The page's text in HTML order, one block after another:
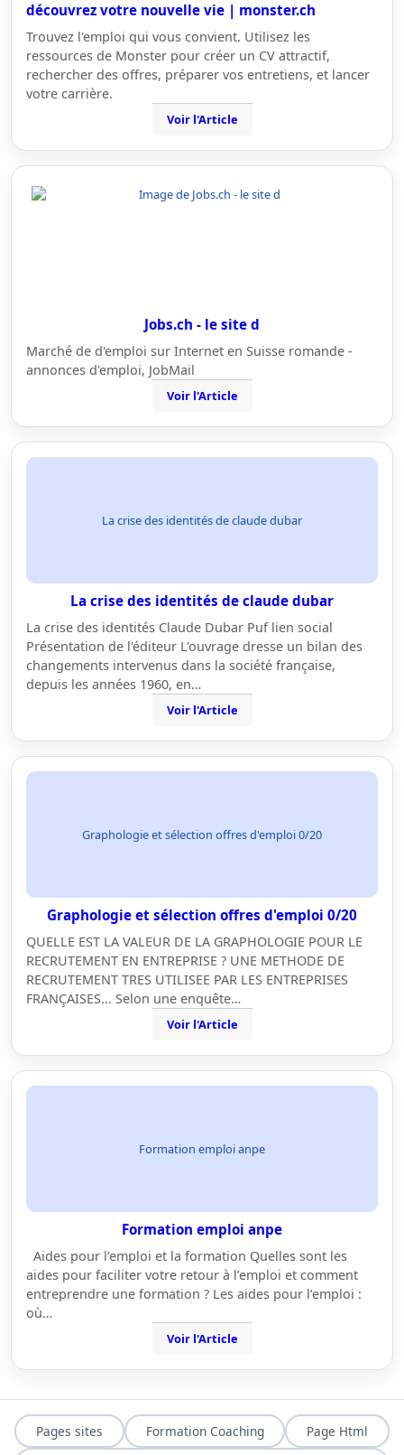
découvrez votre nouvelle vie | monster.ch
Trouvez l'emploi qui vous convient. Utilisez les
ressources de Monster pour créer un CV attractif,
rechercher des offres, préparer vos entretiens, et lancer
votre carrière.
Voir l'Article
Jobs.ch - le site d
Marché de d'emploi sur Internet en Suisse romande -
annonces d'emploi, JobMail
Voir l'Article
La crise des identités de claude dubar
La crise des identités de claude dubar
La crise des identités Claude Dubar Puf lien social
Présentation de l'éditeur L'ouvrage dresse un bilan des
changements intervenus dans la société française,
depuis les années 1960, en…
Voir l'Article
Graphologie et sélection offres d'emploi 0/20
Graphologie et sélection offres d'emploi 0/20
QUELLE EST LA VALEUR DE LA GRAPHOLOGIE POUR LE
RECRUTEMENT EN ENTREPRISE ? UNE METHODE DE
RECRUTEMENT TRES UTILISEE PAR LES ENTREPRISES
FRANÇAISES... Selon une enquête…
Voir l'Article
Formation emploi anpe
Formation emploi anpe
Aides pour l’emploi et la formation Quelles sont les
aides pour faciliter votre retour à l’emploi et comment
entreprendre une formation ? Les aides pour l’emploi :
où…
Voir l'Article
Pages sites Formation Coaching Page Html